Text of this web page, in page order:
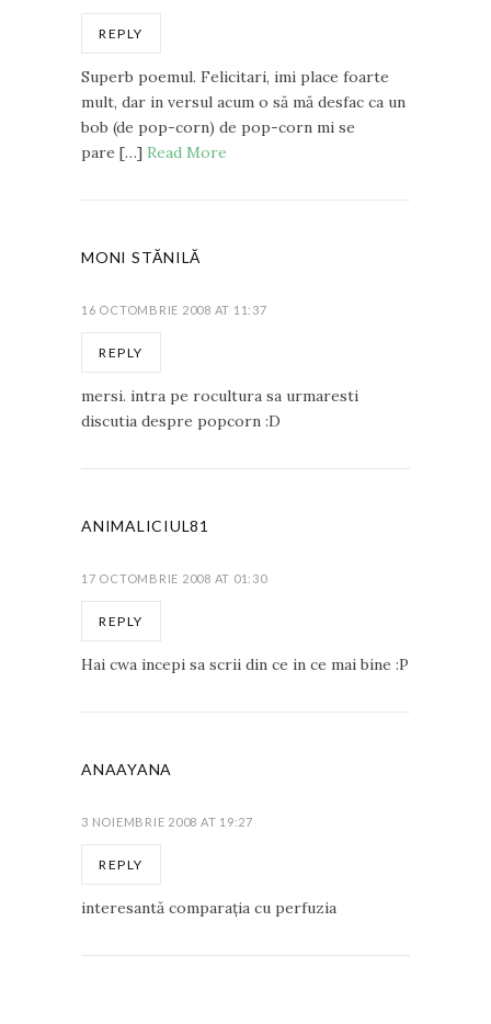
REPLY
Superb poemul. Felicitari, imi place foarte
mult, dar in versul acum o să mă desfac ca un
bob (de pop-corn) de pop-corn mi se
pare […] Read More
MONI STĂNILĂ
16 OCTOMBRIE 2008 AT 11:37
REPLY
mersi. intra pe rocultura sa urmaresti
discutia despre popcorn :D
ANIMALICIUL81
17 OCTOMBRIE 2008 AT 01:30
REPLY
Hai cwa incepi sa scrii din ce in ce mai bine :P
ANAAYANA
3 NOIEMBRIE 2008 AT 19:27
REPLY
interesantă comparaţia cu perfuzia